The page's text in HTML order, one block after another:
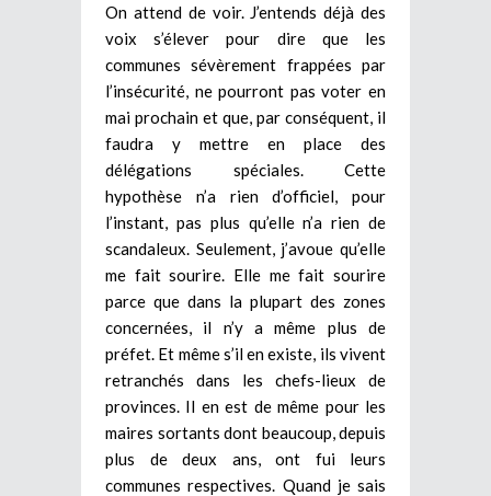
On attend de voir. J’entends déjà des
voix s’élever pour dire que les
communes sévèrement frappées par
l’insécurité, ne pourront pas voter en
mai prochain et que, par conséquent, il
faudra y mettre en place des
délégations spéciales. Cette
hypothèse n’a rien d’officiel, pour
l’instant, pas plus qu’elle n’a rien de
scandaleux. Seulement, j’avoue qu’elle
me fait sourire. Elle me fait sourire
parce que dans la plupart des zones
concernées, il n’y a même plus de
préfet. Et même s’il en existe, ils vivent
retranchés dans les chefs-lieux de
provinces. Il en est de même pour les
maires sortants dont beaucoup, depuis
plus de deux ans, ont fui leurs
communes respectives. Quand je sais